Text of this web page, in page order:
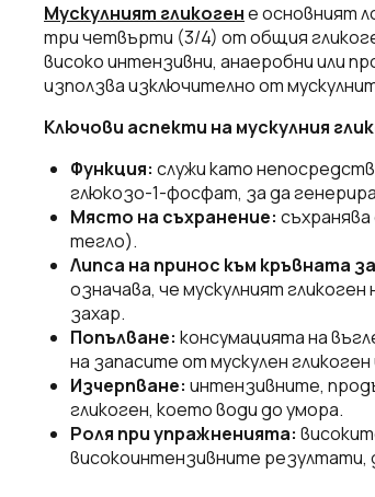
Мускулният гликогене основният
три четвърти (3/4) от общия
високо интензивни, анаеробни или
използва изключително от
Ключови аспекти на мускулния
Функция: служи като
глюкозо-1-фосфат, за да
Място на съхранение:
тегло).
Липса на принос към кръвната
означава, че мускулният
захар.
Попълване: консумацията на
на запасите от мускулен
Изчерпване: интензивните,
гликоген, което води до умора.
Роля при упражненията:
високоинтензивните резултати,